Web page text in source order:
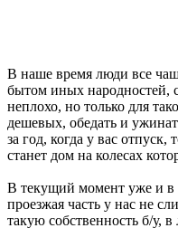
В наше время люди все
бытом иных народностей,
неплохо, но только для
дешевых, обедать и
за год, когда у вас
станет дом на колесах
В текущий момент уже и в
проезжая часть у нас не
такую собственность б/у,